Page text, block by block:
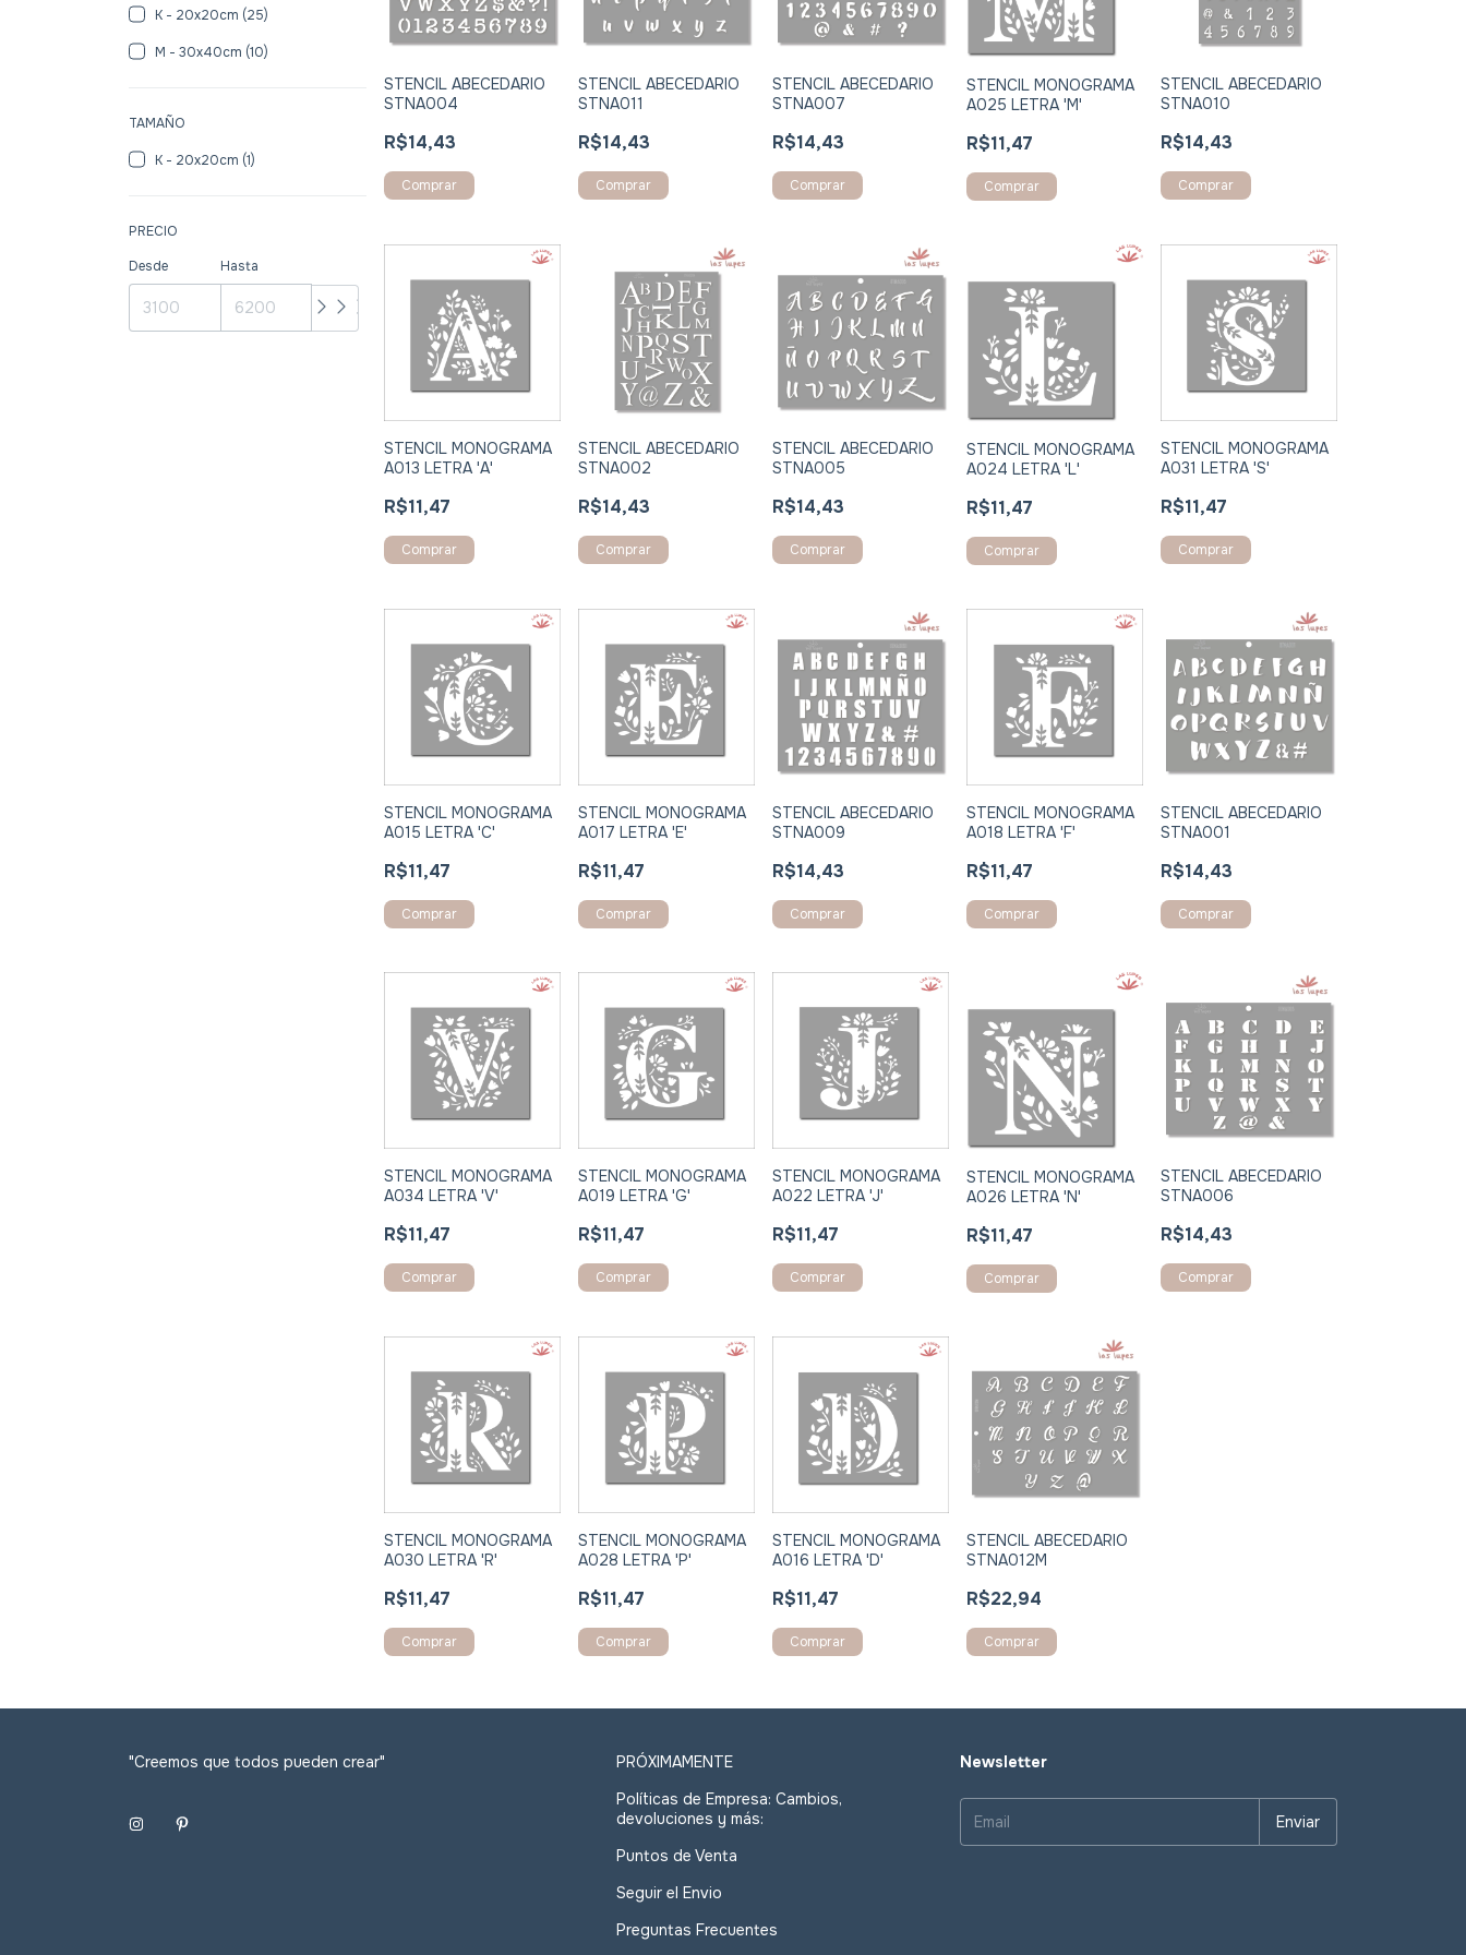
K - 20x20cm (25)
M - 30x40cm (10)
TAMAÑO
K - 20x20cm (1)
PRECIO
Desde
Hasta
STENCIL ABECEDARIO
STNA004
R$14,43
Comprar
STENCIL ABECEDARIO
STNA011
R$14,43
Comprar
STENCIL ABECEDARIO
STNA007
R$14,43
Comprar
STENCIL MONOGRAMA
A025 LETRA 'M'
R$11,47
Comprar
STENCIL ABECEDARIO
STNA010
R$14,43
Comprar
STENCIL MONOGRAMA
A013 LETRA 'A'
R$11,47
Comprar
STENCIL ABECEDARIO
STNA002
R$14,43
Comprar
STENCIL ABECEDARIO
STNA005
R$14,43
Comprar
STENCIL MONOGRAMA
A024 LETRA 'L'
R$11,47
Comprar
STENCIL MONOGRAMA
A031 LETRA 'S'
R$11,47
Comprar
STENCIL MONOGRAMA
A015 LETRA 'C'
R$11,47
Comprar
STENCIL MONOGRAMA
A017 LETRA 'E'
R$11,47
Comprar
STENCIL ABECEDARIO
STNA009
R$14,43
Comprar
STENCIL MONOGRAMA
A018 LETRA 'F'
R$11,47
Comprar
STENCIL ABECEDARIO
STNA001
R$14,43
Comprar
STENCIL MONOGRAMA
A034 LETRA 'V'
R$11,47
Comprar
STENCIL MONOGRAMA
A019 LETRA 'G'
R$11,47
Comprar
STENCIL MONOGRAMA
A022 LETRA 'J'
R$11,47
Comprar
STENCIL MONOGRAMA
A026 LETRA 'N'
R$11,47
Comprar
STENCIL ABECEDARIO
STNA006
R$14,43
Comprar
STENCIL MONOGRAMA
A030 LETRA 'R'
R$11,47
Comprar
STENCIL MONOGRAMA
A028 LETRA 'P'
R$11,47
Comprar
STENCIL MONOGRAMA
A016 LETRA 'D'
R$11,47
Comprar
STENCIL ABECEDARIO
STNA012M
R$22,94
Comprar
"Creemos que todos pueden crear"
PRÓXIMAMENTE
Políticas de Empresa: Cambios,
devoluciones y más:
Puntos de Venta
Seguir el Envio
Preguntas Frecuentes
Newsletter